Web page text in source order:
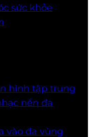
sức khỏe
hình tập trung
nền đa
vào đa vùng